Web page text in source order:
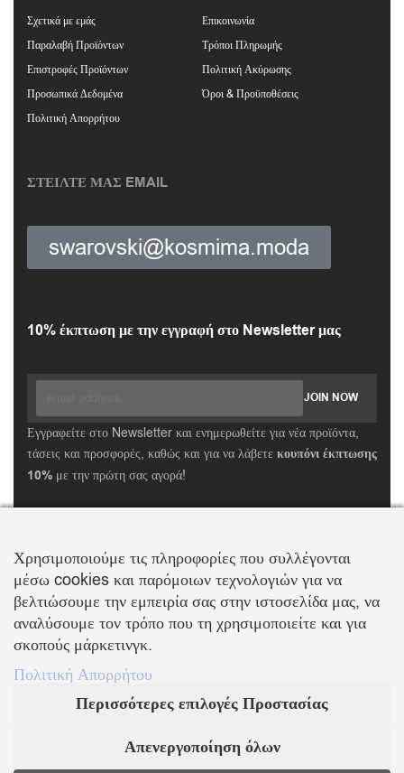
Σχετικά με εμάς
Επικοινωνία
Παραλαβή Προϊόντων
Τρόποι Πληρωμής
Επιστροφές Προϊόντων
Πολιτική Ακύρωσης
Προσωπικά Δεδομένα
Όροι & Προϋποθέσεις
Πολιτική Απορρήτου
ΣΤΕΙΛΤΕ ΜΑΣ EMAIL
swarovski@kosmima.moda
10% έκπτωση με την εγγραφή στο Newsletter μας
Εγγραφείτε στο Newsletter και ενημερωθείτε για νέα προϊόντα,
τάσεις και προσφορές, καθώς και για να λάβετε κουπόνι έκπτωσης
10% με την πρώτη σας αγορά!
Με την επιφύλαξη κάθε νόμιμου δικαιώματος
KOSMIMA.MODA 2022 ΚΑΤΑΣΚΕΥΗ – ΣΧΕΔΙΑΣΜΟΣ LEMONART
Supported by
Χρησιμοποιούμε τις πληροφορίες που συλλέγονται
μέσω cookies και παρόμοιων τεχνολογιών για να
βελτιώσουμε την εμπειρία σας στην ιστοσελίδα μας, να
αναλύσουμε τον τρόπο που τη χρησιμοποιείτε και για
σκοπούς μάρκετινγκ.
Πολιτική Απορρήτου
Περισσότερες επιλογές Προστασίας
Απενεργοποίηση όλων